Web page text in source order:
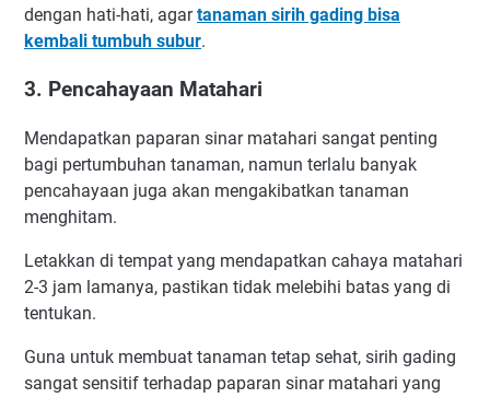
dengan hati-hati, agartanaman sirih gading bisa
kembali tumbuh subur.
3. Pencahayaan Matahari
Mendapatkan paparan sinar matahari sangat penting
bagi pertumbuhan tanaman, namun terlalu banyak
pencahayaan juga akan mengakibatkan tanaman
menghitam.
Letakkan di tempat yang mendapatkan cahaya matahari
2-3 jam lamanya, pastikan tidak melebihi batas yang di
tentukan.
Guna untuk membuat tanaman tetap sehat, sirih gading
sangat sensitif terhadap paparan sinar matahari yang